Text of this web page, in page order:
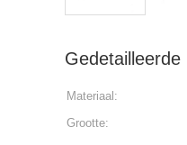
Gedetailleerde
Materiaal:
Grootte: